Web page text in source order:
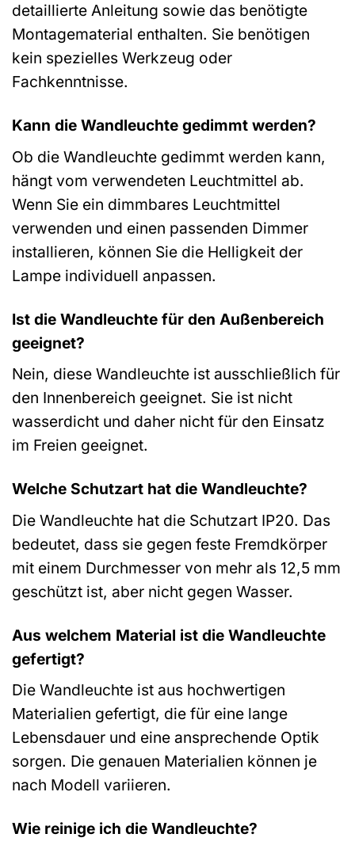
detaillierte Anleitung sowie das benötigte
Montagematerial enthalten. Sie benötigen
kein spezielles Werkzeug oder
Fachkenntnisse.
Kann die Wandleuchte gedimmt werden?
Ob die Wandleuchte gedimmt werden kann,
hängt vom verwendeten Leuchtmittel ab.
Wenn Sie ein dimmbares Leuchtmittel
verwenden und einen passenden Dimmer
installieren, können Sie die Helligkeit der
Lampe individuell anpassen.
Ist die Wandleuchte für den Außenbereich
geeignet?
Nein, diese Wandleuchte ist ausschließlich für
den Innenbereich geeignet. Sie ist nicht
wasserdicht und daher nicht für den Einsatz
im Freien geeignet.
Welche Schutzart hat die Wandleuchte?
Die Wandleuchte hat die Schutzart IP20. Das
bedeutet, dass sie gegen feste Fremdkörper
mit einem Durchmesser von mehr als 12,5 mm
geschützt ist, aber nicht gegen Wasser.
Aus welchem Material ist die Wandleuchte
gefertigt?
Die Wandleuchte ist aus hochwertigen
Materialien gefertigt, die für eine lange
Lebensdauer und eine ansprechende Optik
sorgen. Die genauen Materialien können je
nach Modell variieren.
Wie reinige ich die Wandleuchte?